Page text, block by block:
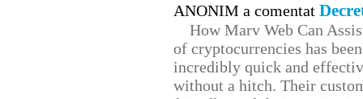
ANONIM a comentat
How Marv Web Can
of cryptocurrencies has
incredibly quick and
without a hitch. Their